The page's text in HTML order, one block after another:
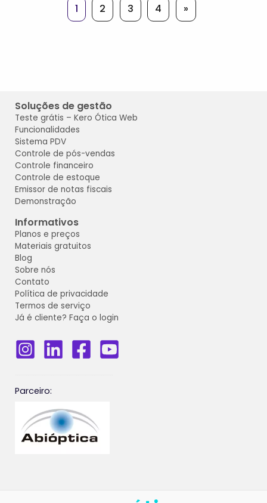
1 2 3 4 »
Soluções de gestão
Teste grátis – Kero Ótica Web
Funcionalidades
Sistema PDV
Controle de pós-vendas
Controle financeiro
Controle de estoque
Emissor de notas fiscais
Demonstração
Informativos
Planos e preços
Materiais gratuitos
Blog
Sobre nós
Contato
Política de privacidade
Termos de serviço
Já é cliente? Faça o login
Parceiro: